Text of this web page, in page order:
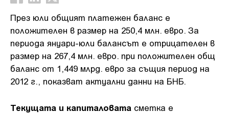
През юли общият платежен баланс е
положителен в размер на 250,4 млн. евро. За
периода януари-юли балансът е отрицателен в
размер на 267,4 млн. евро. при положителен общ
баланс от 1,449 млрд. евро за същия период на
2012 г., показват актуални данни на БНБ.
Текущата и капиталовата сметка е